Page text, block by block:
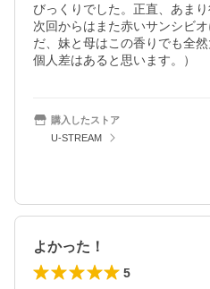
びっくりでした。正直、あま
次回からはまた赤いサンシビ
だ、妹と母はこの香りでも全
個人差はあると思います。）
購入したストア
U-STREAM
よかった！
5